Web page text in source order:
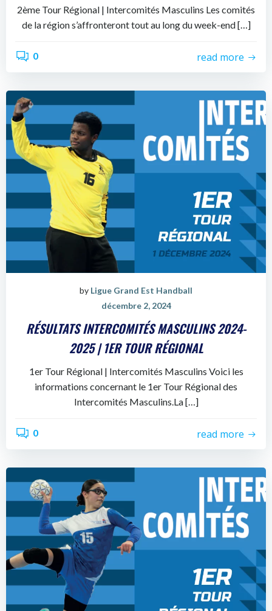
2ème Tour Régional | Intercomités Masculins Les comités
de la région s’affronteront tout au long du week-end […]
0 read more
by Ligue Grand Est Handball
décembre 2, 2024
RÉSULTATS INTERCOMITÉS MASCULINS 2024-
2025 | 1ER TOUR RÉGIONAL
1er Tour Régional | Intercomités Masculins Voici les
informations concernant le 1er Tour Régional des
Intercomités Masculins.La […]
0 read more